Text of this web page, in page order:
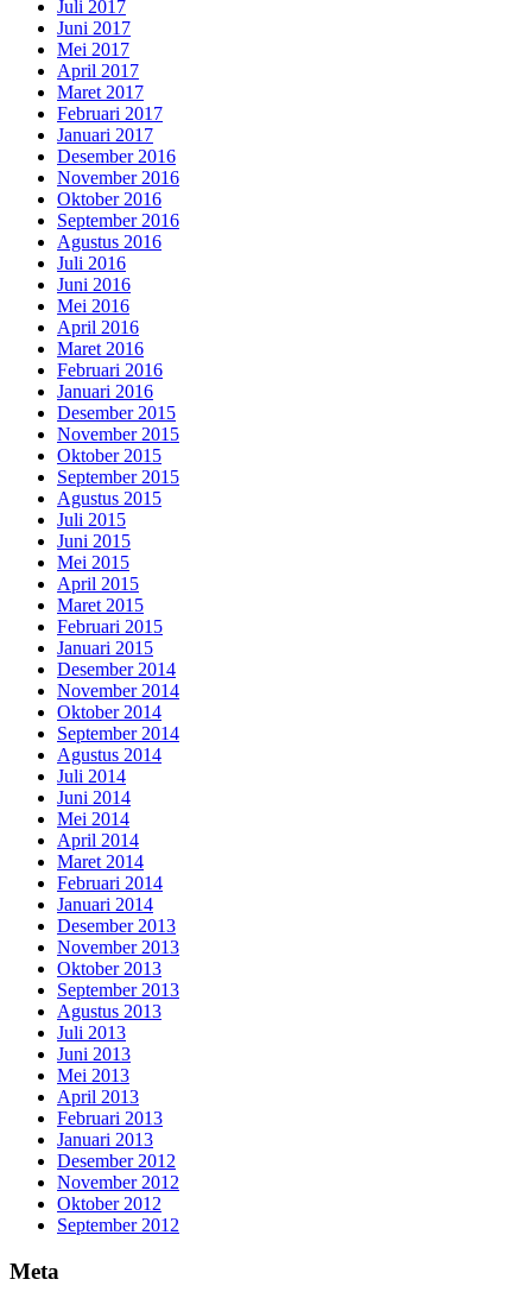
Juli 2017
Juni 2017
Mei 2017
April 2017
Maret 2017
Februari 2017
Januari 2017
Desember 2016
November 2016
Oktober 2016
September 2016
Agustus 2016
Juli 2016
Juni 2016
Mei 2016
April 2016
Maret 2016
Februari 2016
Januari 2016
Desember 2015
November 2015
Oktober 2015
September 2015
Agustus 2015
Juli 2015
Juni 2015
Mei 2015
April 2015
Maret 2015
Februari 2015
Januari 2015
Desember 2014
November 2014
Oktober 2014
September 2014
Agustus 2014
Juli 2014
Juni 2014
Mei 2014
April 2014
Maret 2014
Februari 2014
Januari 2014
Desember 2013
November 2013
Oktober 2013
September 2013
Agustus 2013
Juli 2013
Juni 2013
Mei 2013
April 2013
Februari 2013
Januari 2013
Desember 2012
November 2012
Oktober 2012
September 2012
Meta